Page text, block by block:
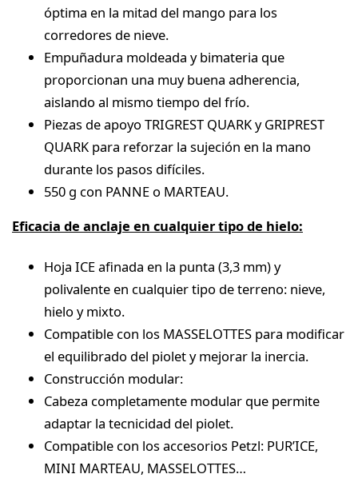
óptima en la mitad del mango para los
corredores de nieve.
Empuñadura moldeada y bimateria que
proporcionan una muy buena adherencia,
aislando al mismo tiempo del frío.
Piezas de apoyo TRIGREST QUARK y GRIPREST
QUARK para reforzar la sujeción en la mano
durante los pasos difíciles.
550 g con PANNE o MARTEAU.
Eficacia de anclaje en cualquier tipo de hielo:
Hoja ICE afinada en la punta (3,3 mm) y
polivalente en cualquier tipo de terreno: nieve,
hielo y mixto.
Compatible con los MASSELOTTES para modificar
el equilibrado del piolet y mejorar la inercia.
Construcción modular:
Cabeza completamente modular que permite
adaptar la tecnicidad del piolet.
Compatible con los accesorios Petzl: PUR’ICE,
MINI MARTEAU, MASSELOTTES…